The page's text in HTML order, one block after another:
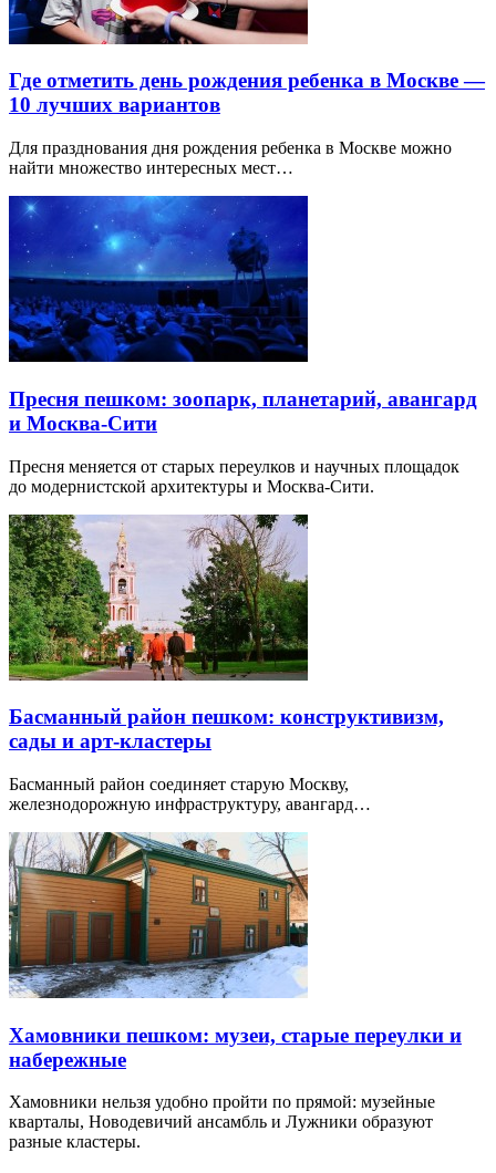
Где отметить день рождения ребенка в Москве —
10 лучших вариантов
Для празднования дня рождения ребенка в Москве можно
найти множество интересных мест…
Пресня пешком: зоопарк, планетарий, авангард
и Москва-Сити
Пресня меняется от старых переулков и научных площадок
до модернистской архитектуры и Москва-Сити.
Басманный район пешком: конструктивизм,
сады и арт-кластеры
Басманный район соединяет старую Москву,
железнодорожную инфраструктуру, авангард…
Хамовники пешком: музеи, старые переулки и
набережные
Хамовники нельзя удобно пройти по прямой: музейные
кварталы, Новодевичий ансамбль и Лужники образуют
разные кластеры.